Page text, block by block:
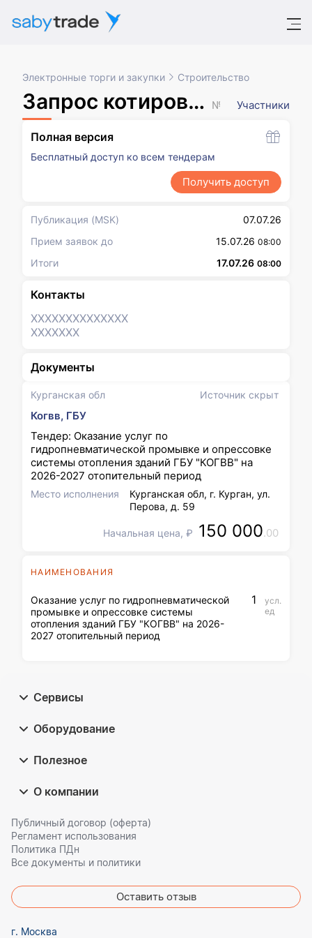
Электронные торги и закупки Строительство
Запрос котировок в электронной форме, участниками которого могут быть только субъекты малого и среднего предпринимательства Участники
Курганская обл Источник скрыт
Когвв, ГБУ
Тендер: Оказание услуг по
гидропневматической промывке и опрессовке
системы отопления зданий ГБУ "КОГВВ" на
2026-2027 отопительный период
Место исполнения
Курганская обл, г. Курган, ул.
Перова, д. 59
Начальная цена, ₽ 150 000.00
НАИМЕНОВАНИЯ
Оказание услуг по гидропневматической
промывке и опрессовке системы
отопления зданий ГБУ "КОГВВ" на 2026-
2027 отопительный период
1
усл.
ед
Полная версия
Бесплатный доступ ко всем тендерам
Получить доступ
Публикация (MSK)
07.07.26
Прием заявок до
15.07.26 08:00
Итоги 17.07.26 08:00
Контакты
XXXXXXXXXXXXXX
XXXXXXX
Документы
Сервисы
Оборудование
Полезное
О компании
Публичный договор (оферта)
Регламент использования
Политика ПДн
Все документы и политики
Оставить отзыв
г. Москва